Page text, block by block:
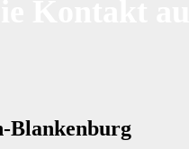
Blankenburg